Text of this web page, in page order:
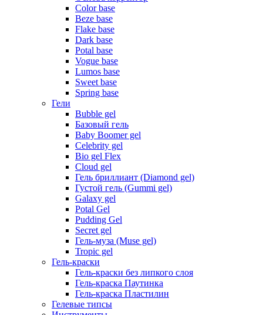
Color base
Beze base
Flake base
Dark base
Potal base
Vogue base
Lumos base
Sweet base
Spring base
Гели
Bubble gel
Базовый гель
Baby Boomer gel
Celebrity gel
Bio gel Flex
Cloud gel
Гель бриллиант (Diamond gel)
Густой гель (Gummi gel)
Galaxy gel
Potal Gel
Pudding Gel
Secret gel
Гель-муза (Muse gel)
Tropic gel
Гель-краски
Гель-краски без липкого слоя
Гель-краска Паутинка
Гель-краска Пластилин
Гелевые типсы